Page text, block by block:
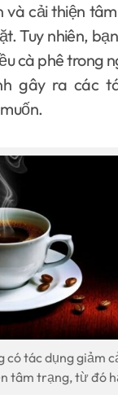
và cải thiện
Tuy nhiên,
cà phê trong
gây ra các
có tác dụng giảm
tâm trạng, từ đó